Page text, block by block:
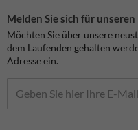
Melden Sie sich für
Möchten Sie über unsere
dem Laufenden gehalten
Adresse ein.